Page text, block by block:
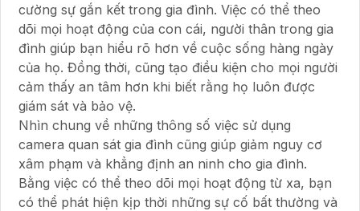
cường sự gắn kết trong gia đình. Việc có thể theo
dõi mọi hoạt động của con cái, người thân trong gia
đình giúp bạn hiểu rõ hơn về cuộc sống hàng ngày
của họ. Đồng thời, cũng tạo điều kiện cho mọi người
cảm thấy an tâm hơn khi biết rằng họ luôn được
giám sát và bảo vệ.
Nhìn chung về những thông số việc sử dụng
camera quan sát gia đình cũng giúp giảm nguy cơ
xâm phạm và khẳng định an ninh cho gia đình.
Bằng việc có thể theo dõi mọi hoạt động từ xa, bạn
có thể phát hiện kịp thời những sự cố bất thường và